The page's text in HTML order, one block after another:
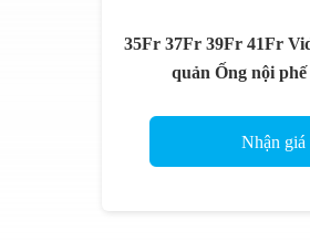
35Fr 37Fr 39Fr 41Fr
quản Ống nội
Nhận giá